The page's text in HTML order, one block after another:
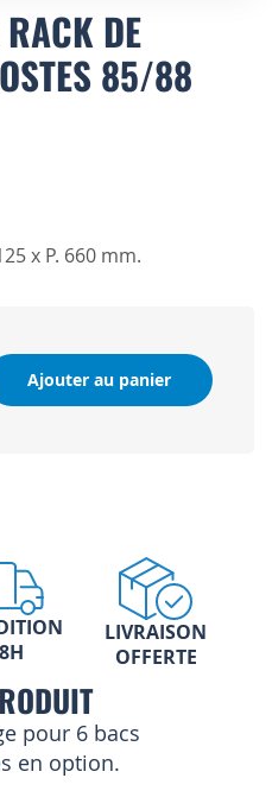
DE
85/88
x P. 660 mm.
Ajouter au panier
LIVRAISON
OFFERTE
pour 6 bacs
en option.